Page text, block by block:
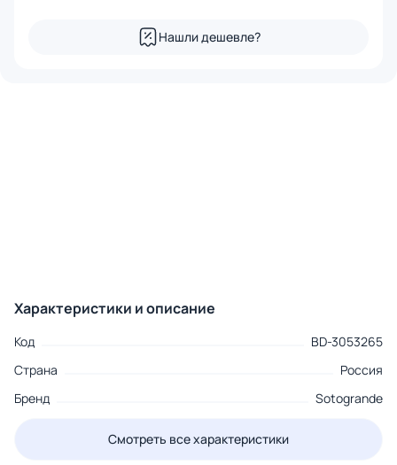
Нашли дешевле?
Характеристики и описание
Код
BD-3053265
Страна
Россия
Бренд
Sotogrande
Смотреть все характеристики